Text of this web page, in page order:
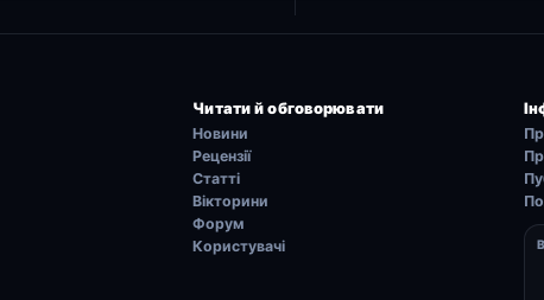
Читати й обговорювати
Новини
Рецензії
Статті
Вікторини
Форум
Користувачі